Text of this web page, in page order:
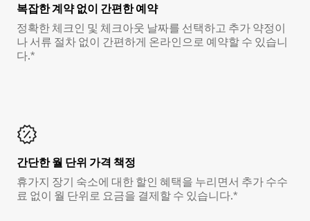
복잡한 계약 없이 간편한 예약
정확한 체크인 및 체크아웃 날짜를 선택하고 추가 약정이
나 서류 절차 없이 간편하게 온라인으로 예약할 수 있습니
다.*
간단한 월 단위 가격 책정
휴가지 장기 숙소에 대한 할인 혜택을 누리면서 추가 수수
료 없이 월 단위로 요금을 결제할 수 있습니다.*